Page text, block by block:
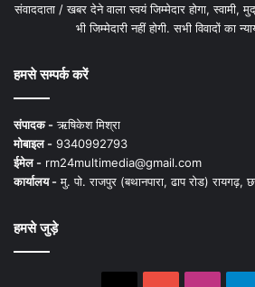
संवाददाता / खबर देने वाला स्वयं जिम्मेदार होगा,
भी जिम्मेदारी नहीं होगी. सभी विवादों का
हमसे सम्पर्क करें
संपादक -ऋषिकेश मिश्रा
मोबाइल - 9340992793
ईमेल - rm24multimedia@gmail.com
कार्यालय -मु. पो. राजपुर (बथानपारा, ढाप रोड) रायगढ़,
हमसे जुड़े